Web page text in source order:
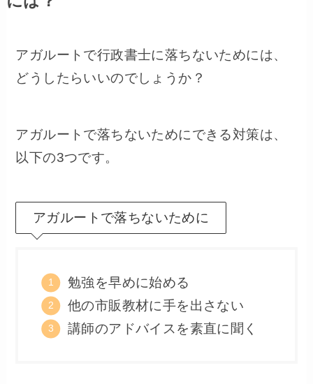
アガルートで行政書士に落ちないためには、
どうしたらいいのでしょうか？
アガルートで落ちないためにできる対策は、
以下の3つです。
アガルートで落ちないために
勉強を早めに始める
他の市販教材に手を出さない
講師のアドバイスを素直に聞く